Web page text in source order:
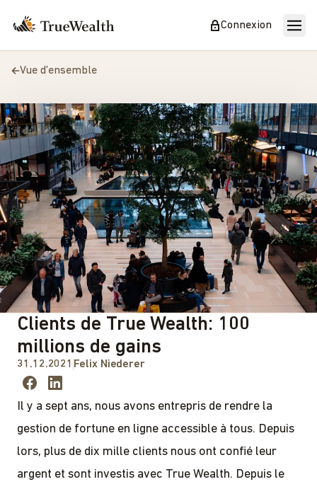
Connexion
Vue d'ensemble
Clients de True Wealth: 100
millions de gains
31.12.2021 Felix Niederer
Il y a sept ans, nous avons entrepris de rendre la
gestion de fortune en ligne accessible à tous. Depuis
lors, plus de dix mille clients nous ont confié leur
argent et sont investis avec True Wealth. Depuis le